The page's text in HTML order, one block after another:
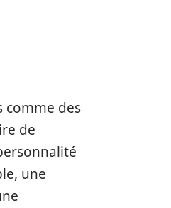
comme des
de
une